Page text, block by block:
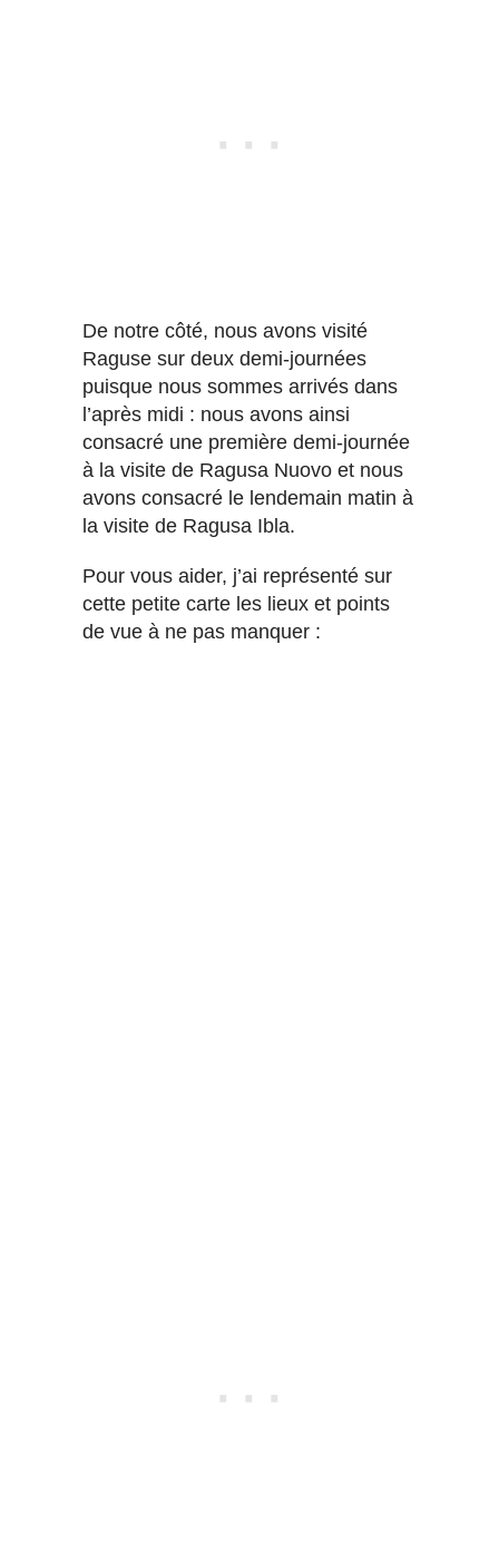
De notre côté, nous avons visité
Raguse sur deux demi-journées
puisque nous sommes arrivés dans
l’après midi : nous avons ainsi
consacré une première demi-journée
à la visite de Ragusa Nuovo et nous
avons consacré le lendemain matin à
la visite de Ragusa Ibla.
Pour vous aider, j’ai représenté sur
cette petite carte les lieux et points
de vue à ne pas manquer :